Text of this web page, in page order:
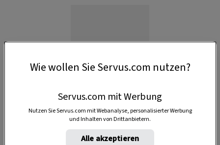
Wie wollen Sie Servus.com nutzen?
Servus.com mit Werbung
Nutzen Sie Servus.com mit Webanalyse, personalisierter Werbung
und Inhalten von Drittanbietern.
Alle akzeptieren